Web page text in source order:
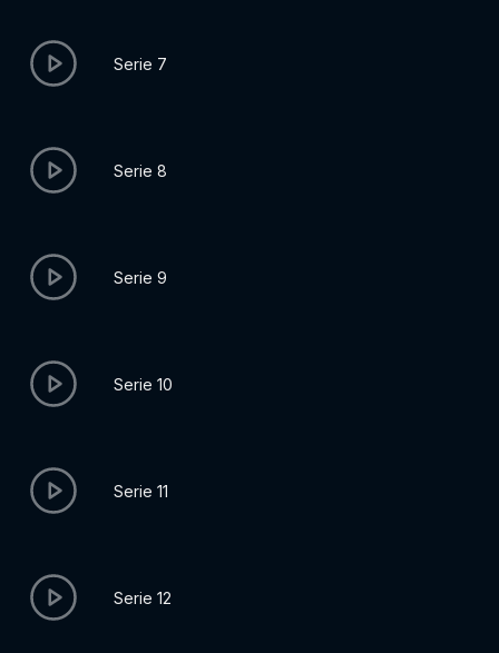
Serie 7
Serie 8
Serie 9
Serie 10
Serie 11
Serie 12